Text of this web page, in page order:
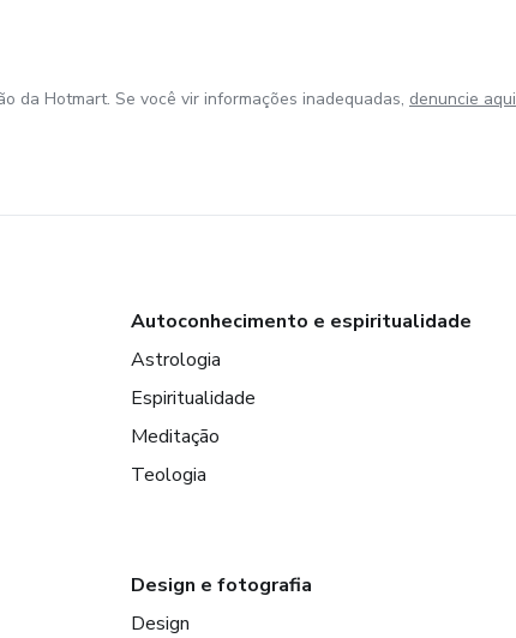
da Hotmart. Se você vir informações inadequadas, denuncie aqui
Autoconhecimento e espiritualidade
Astrologia
Espiritualidade
Meditação
Teologia
Design e fotografia
Design